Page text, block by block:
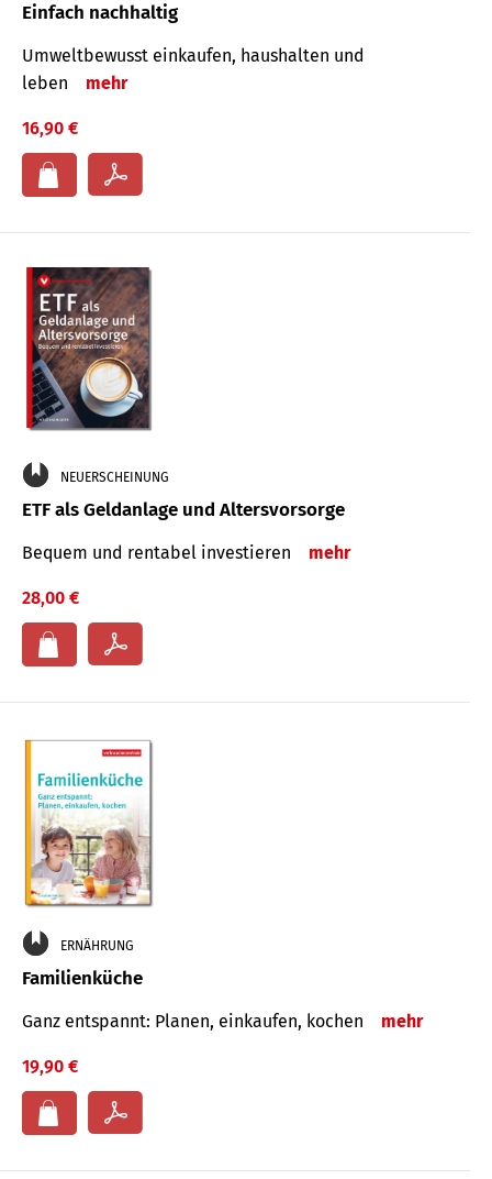
Einfach nachhaltig
Umweltbewusst einkaufen, haushalten und
leben
mehr
16,90 €
NEUERSCHEINUNG
ETF als Geldanlage und Altersvorsorge
Bequem und rentabel investieren mehr
28,00 €
ERNÄHRUNG
Familienküche
Ganz entspannt: Planen, einkaufen, kochen mehr
19,90 €